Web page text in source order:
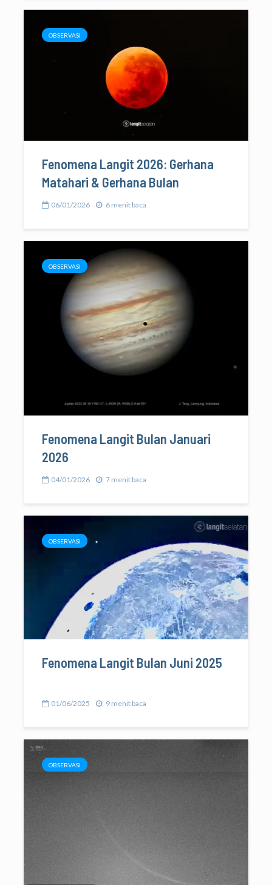
OBSERVASI
Fenomena Langit 2026: Gerhana
Matahari & Gerhana Bulan
06/01/2026 6 menit baca
OBSERVASI
Fenomena Langit Bulan Januari
2026
04/01/2026 7 menit baca
OBSERVASI
Fenomena Langit Bulan Juni 2025
01/06/2025 9 menit baca
OBSERVASI